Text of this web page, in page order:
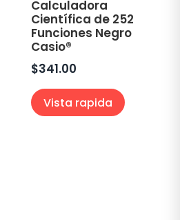
Calculadora
Científica de 252
Funciones Negro
Casio®
$341.00
Vista rapida